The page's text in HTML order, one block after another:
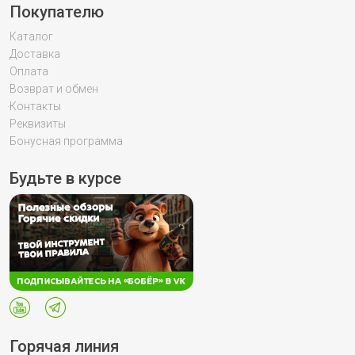
Покупателю
Каталог
Доставка
Оплата
Возврат и обмен
Контакты
Реквизиты
Бонусная программа
Будьте в курсе
Горячая линия